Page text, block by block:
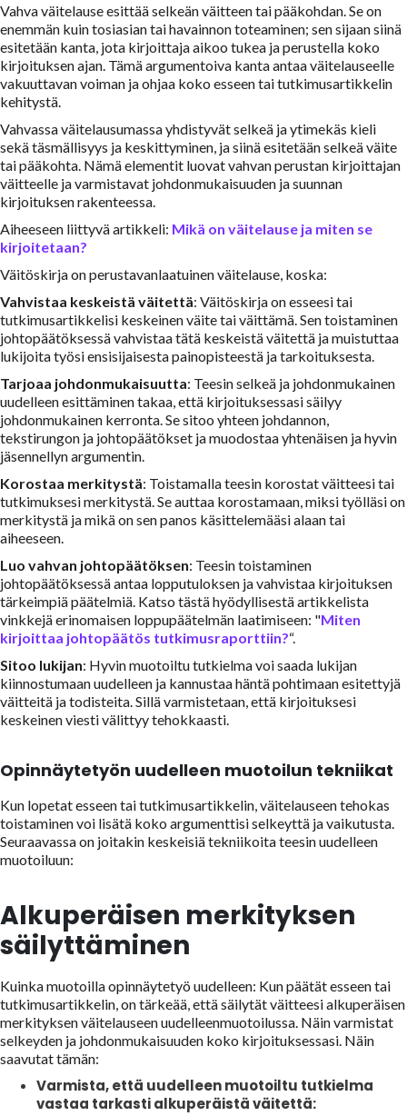
Vahva väitelause esittää selkeän väitteen tai pääkohdan. Se on
enemmän kuin tosiasian tai havainnon toteaminen; sen sijaan siinä
esitetään kanta, jota kirjoittaja aikoo tukea ja perustella koko
kirjoituksen ajan. Tämä argumentoiva kanta antaa väitelauseelle
vakuuttavan voiman ja ohjaa koko esseen tai tutkimusartikkelin
kehitystä.
Vahvassa väitelausumassa yhdistyvät selkeä ja ytimekäs kieli
sekä täsmällisyys ja keskittyminen, ja siinä esitetään selkeä väite
tai pääkohta. Nämä elementit luovat vahvan perustan kirjoittajan
väitteelle ja varmistavat johdonmukaisuuden ja suunnan
kirjoituksen rakenteessa.
Aiheeseen liittyvä artikkeli: Mikä on väitelause ja miten se
kirjoitetaan?
Väitöskirja on perustavanlaatuinen väitelause, koska:
Vahvistaa keskeistä väitettä: Väitöskirja on esseesi tai
tutkimusartikkelisi keskeinen väite tai väittämä. Sen toistaminen
johtopäätöksessä vahvistaa tätä keskeistä väitettä ja muistuttaa
lukijoita työsi ensisijaisesta painopisteestä ja tarkoituksesta.
Tarjoaa johdonmukaisuutta: Teesin selkeä ja johdonmukainen
uudelleen esittäminen takaa, että kirjoituksessasi säilyy
johdonmukainen kerronta. Se sitoo yhteen johdannon,
tekstirungon ja johtopäätökset ja muodostaa yhtenäisen ja hyvin
jäsennellyn argumentin.
Korostaa merkitystä: Toistamalla teesin korostat väitteesi tai
tutkimuksesi merkitystä. Se auttaa korostamaan, miksi työlläsi on
merkitystä ja mikä on sen panos käsittelemääsi alaan tai
aiheeseen.
Luo vahvan johtopäätöksen: Teesin toistaminen
johtopäätöksessä antaa lopputuloksen ja vahvistaa kirjoituksen
tärkeimpiä päätelmiä. Katso tästä hyödyllisestä artikkelista
vinkkejä erinomaisen loppupäätelmän laatimiseen: "Miten
kirjoittaa johtopäätös tutkimusraporttiin?“.
Sitoo lukijan: Hyvin muotoiltu tutkielma voi saada lukijan
kiinnostumaan uudelleen ja kannustaa häntä pohtimaan esitettyjä
väitteitä ja todisteita. Sillä varmistetaan, että kirjoituksesi
keskeinen viesti välittyy tehokkaasti.
Opinnäytetyön uudelleen muotoilun tekniikat
Kun lopetat esseen tai tutkimusartikkelin, väitelauseen tehokas
toistaminen voi lisätä koko argumenttisi selkeyttä ja vaikutusta.
Seuraavassa on joitakin keskeisiä tekniikoita teesin uudelleen
muotoiluun:
Alkuperäisen merkityksen
säilyttäminen
Kuinka muotoilla opinnäytetyö uudelleen: Kun päätät esseen tai
tutkimusartikkelin, on tärkeää, että säilytät väitteesi alkuperäisen
merkityksen väitelauseen uudelleenmuotoilussa. Näin varmistat
selkeyden ja johdonmukaisuuden koko kirjoituksessasi. Näin
saavutat tämän:
Varmista, että uudelleen muotoiltu tutkielma
vastaa tarkasti alkuperäistä väitettä: